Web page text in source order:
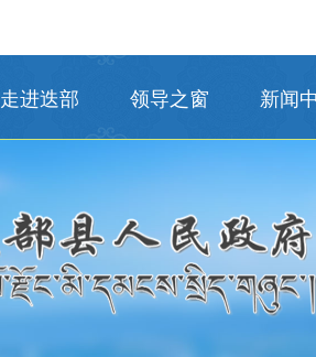
走进迭部 领导之窗 新闻